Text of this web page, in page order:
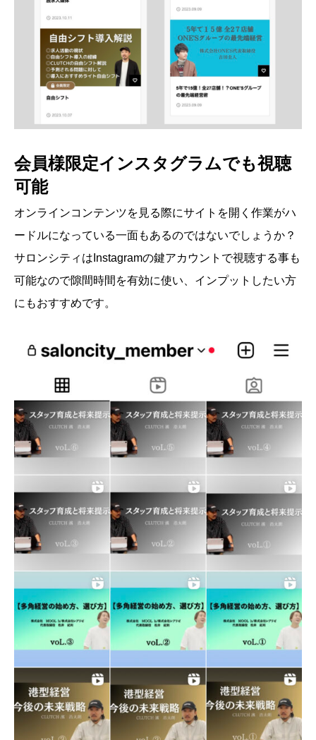
会員様限定インスタグラムでも視聴
可能
オンラインコンテンツを見る際にサイトを開く作業がハ
ードルになっている一面もあるのではないでしょうか？
サロンシティはInstagramの鍵アカウントで視聴する事も
可能なので隙間時間を有効に使い、インプットしたい方
にもおすすめです。